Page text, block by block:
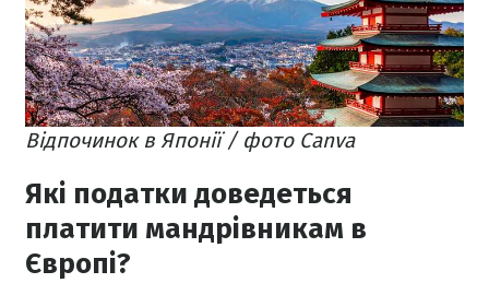
Відпочинок в Японії / фото Canva
Які податки доведеться
платити мандрівникам в
Європі?